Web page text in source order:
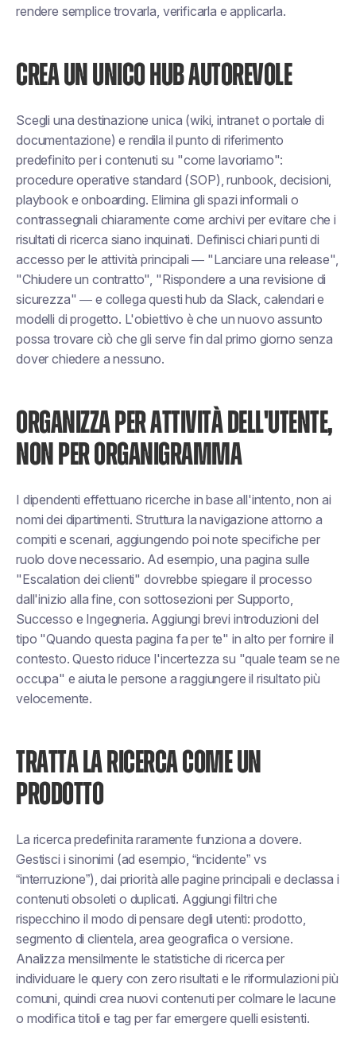
rendere semplice trovarla, verificarla e applicarla.
CREA UN UNICO HUB AUTOREVOLE
Scegli una destinazione unica (wiki, intranet o portale di
documentazione) e rendila il punto di riferimento
predefinito per i contenuti su "come lavoriamo":
procedure operative standard (SOP), runbook, decisioni,
playbook e onboarding. Elimina gli spazi informali o
contrassegnali chiaramente come archivi per evitare che i
risultati di ricerca siano inquinati. Definisci chiari punti di
accesso per le attività principali — "Lanciare una release",
"Chiudere un contratto", "Rispondere a una revisione di
sicurezza" — e collega questi hub da Slack, calendari e
modelli di progetto. L'obiettivo è che un nuovo assunto
possa trovare ciò che gli serve fin dal primo giorno senza
dover chiedere a nessuno.
ORGANIZZA PER ATTIVITÀ DELL'UTENTE,
NON PER ORGANIGRAMMA
I dipendenti effettuano ricerche in base all'intento, non ai
nomi dei dipartimenti. Struttura la navigazione attorno a
compiti e scenari, aggiungendo poi note specifiche per
ruolo dove necessario. Ad esempio, una pagina sulle
"Escalation dei clienti" dovrebbe spiegare il processo
dall'inizio alla fine, con sottosezioni per Supporto,
Successo e Ingegneria. Aggiungi brevi introduzioni del
tipo "Quando questa pagina fa per te" in alto per fornire il
contesto. Questo riduce l'incertezza su "quale team se ne
occupa" e aiuta le persone a raggiungere il risultato più
velocemente.
TRATTA LA RICERCA COME UN
PRODOTTO
La ricerca predefinita raramente funziona a dovere.
Gestisci i sinonimi (ad esempio, “incidente” vs
“interruzione”), dai priorità alle pagine principali e declassa i
contenuti obsoleti o duplicati. Aggiungi filtri che
rispecchino il modo di pensare degli utenti: prodotto,
segmento di clientela, area geografica o versione.
Analizza mensilmente le statistiche di ricerca per
individuare le query con zero risultati e le riformulazioni più
comuni, quindi crea nuovi contenuti per colmare le lacune
o modifica titoli e tag per far emergere quelli esistenti.